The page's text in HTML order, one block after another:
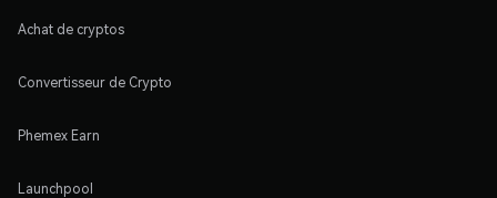
Achat de cryptos
Convertisseur de Crypto
Phemex Earn
Launchpool